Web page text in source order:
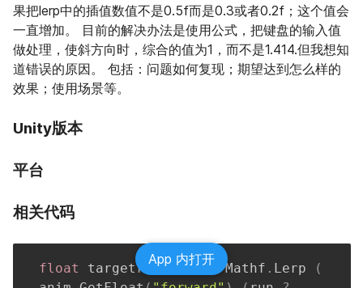
果把lerp中的插值数值不是0.5f而是0.3或者0.2f；这个值会
一直增加。 目前的解决办法是使用公式，把键盘的输入值
做处理，使斜方向时，综合的值为1，而不是1.414.但我想知
道错误的原因。 包括：问题如何复现；期望达到怎么样的
效果；使用场景等。
Unity版本
平台
相关代码
float targetrunmulti = Mathf . Lerp
(
App 内打开